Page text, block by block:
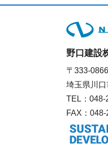
野口建設
〒333-0866
埼玉県川
TEL： 048-
FAX：